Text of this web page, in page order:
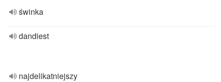
świnka
dandiest
najdelikatniejszy